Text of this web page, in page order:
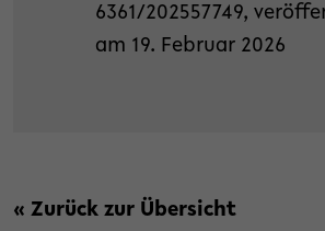
6361/202557749,
am 19. Februar 2026
« Zurück zur Übersicht